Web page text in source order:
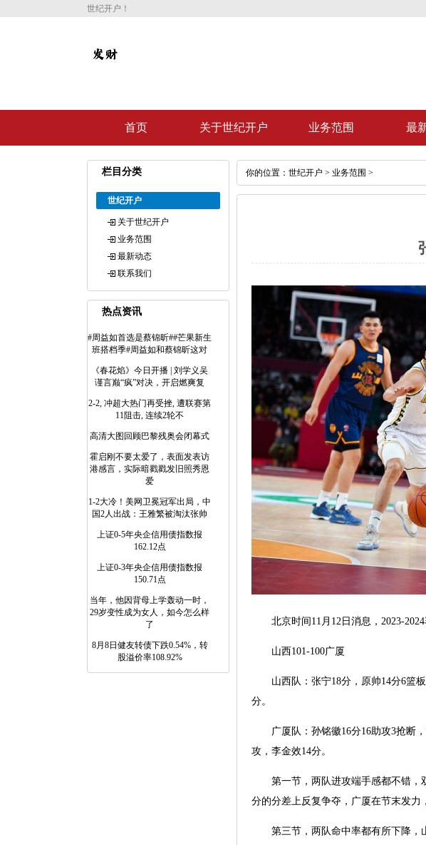
世纪开户！
首页 关于世纪开户 业务范围 最
栏目分类
世纪开户
关于世纪开户
业务范围
最新动态
联系我们
热点资讯
#周益如首选是蔡锦昕##芒果新生
班搭档季#周益如和蔡锦昕这对
《春花焰》今日开播 | 刘学义吴
谨言巅“疯”对决，开启燃爽复
2-2, 冲超大热门再受挫, 遭联赛第
11阻击, 连续2轮不
高清大图回顾巴黎残奥会闭幕式
霍启刚不要太爱了，表面发表访
港感言，实际暗戳戳发旧照秀恩
爱
1-2大冷！美网卫冕冠军出局，中
国2人出战：王雅繁被淘汰张帅
上证0-5年央企信用债指数报
162.12点
上证0-3年央企信用债指数报
150.71点
当年，他因背母上学轰动一时，
29岁变性成为女人，如今怎么样
了
8月8日健友转债下跌0.54%，转
股溢价率108.92%
你的位置： 世纪开户 > 业务范围 >
北京时间11月12日消息，2023-2024
山西101-100广厦
山西队：张宁18分，原帅14分6篮板
分。
广厦队：孙铭徽16分16助攻3抢断，
攻，李金效14分。
第一节，两队进攻端手感都不错，双
分的分差上反复争夺，广厦在节末发力
第三节，两队命中率都有所下降，山